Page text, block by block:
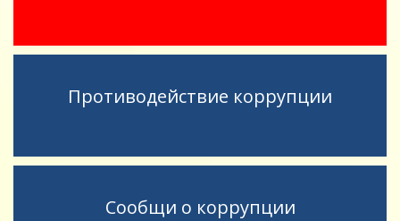
Противодействие коррупции
Сообщи о коррупции